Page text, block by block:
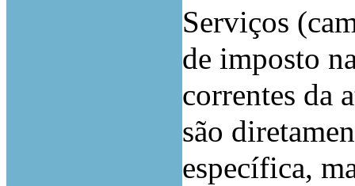
Serviços
de imposto
correntes da
são
específica,